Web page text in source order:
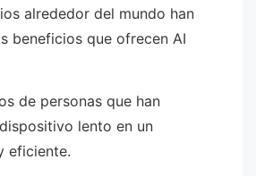
alrededor del mundo han
beneficios que ofrecen AI
de personas que han
lento en un
eficiente.